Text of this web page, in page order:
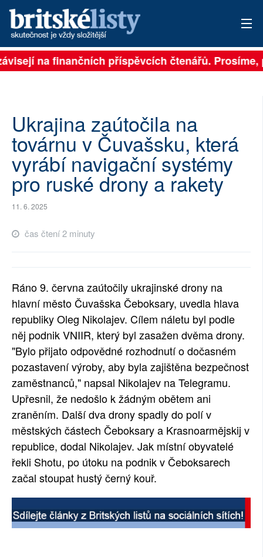
PŘIHLÁSIT
ARCHIV
ROZHOVORY
TÉMATA
NEJČTENĚJŠÍ ZA 7 DNÍ
RUBRIKY
PLNÁ VERZE STRÁNEK
na finančních příspěvcích čtenářů. Prosíme,
Ukrajina zaútočila na
továrnu v Čuvašsku, která
vyrábí navigační systémy
pro ruské drony a rakety
11. 6. 2025
čas čtení 2 minuty
Ráno 9. června zaútočily ukrajinské drony na
hlavní město Čuvašska Čeboksary, uvedla hlava
republiky Oleg Nikolajev. Cílem náletu byl podle
něj podnik VNIIR, který byl zasažen dvěma drony.
"Bylo přijato odpovědné rozhodnutí o dočasném
pozastavení výroby, aby byla zajištěna bezpečnost
zaměstnanců," napsal Nikolajev na Telegramu.
Upřesnil, že nedošlo k žádným obětem ani
zraněním. Další dva drony spadly do polí v
městských částech Čeboksary a Krasnoarmějskij v
republice, dodal Nikolajev. Jak místní obyvatelé
řekli Shotu, po útoku na podnik v Čeboksarech
začal stoupat hustý černý kouř.